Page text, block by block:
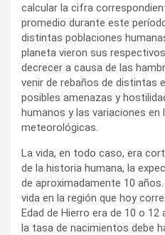
calcular la cifra
promedio durante este
distintas poblaciones
planeta vieron sus
decrecer a causa de las
venir de rebaños de distintas
posibles amenazas y
humanos y las variaciones
meteorológicas.
La vida, en todo caso, era
de la historia humana, la
de aproximadamente 10
vida en la región que hoy
Edad de Hierro era de 10 o
la tasa de nacimientos debe